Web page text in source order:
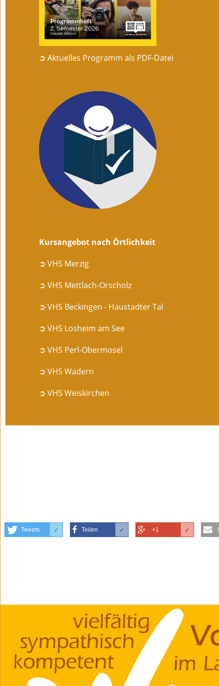
➲ Aktuelles Programm als PDF-Datei
Kursangebot nach Örtlichkeit
➲ VHS Merzig
➲ VHS Mettlach-Orscholz
➲ VHS Beckingen - Haustadter Tal
➲ VHS Losheim am See
➲ VHS Perl-Obermosel
➲ VHS Wadern
➲ VHS Weiskirchen
Tweets ✓ Teilen ✓ +1 ✓